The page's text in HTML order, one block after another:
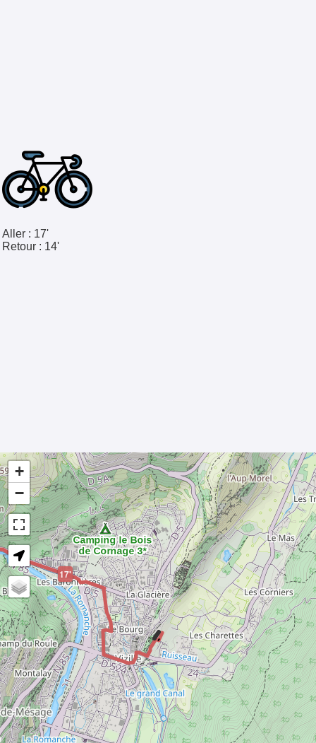
Aller : 17'
Retour : 14'
22°
-
17'
+
−